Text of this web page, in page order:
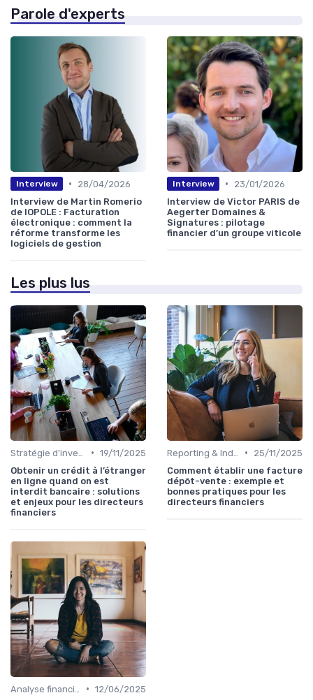
Parole d'experts
Interview •
28/04/2026
Interview de Martin Romerio
de IOPOLE : Facturation
électronique : comment la
réforme transforme les
logiciels de gestion
Interview •
23/01/2026
Interview de Victor PARIS de
Aegerter Domaines &
Signatures : pilotage
financier d’un groupe viticole
Les plus lus
• 19/11/2025
Obtenir un crédit à l’étranger
en ligne quand on est
interdit bancaire : solutions
et enjeux pour les directeurs
financiers
•
25/11/2025
Comment établir une facture
dépôt-vente : exemple et
bonnes pratiques pour les
directeurs financiers
• 12/06/2025